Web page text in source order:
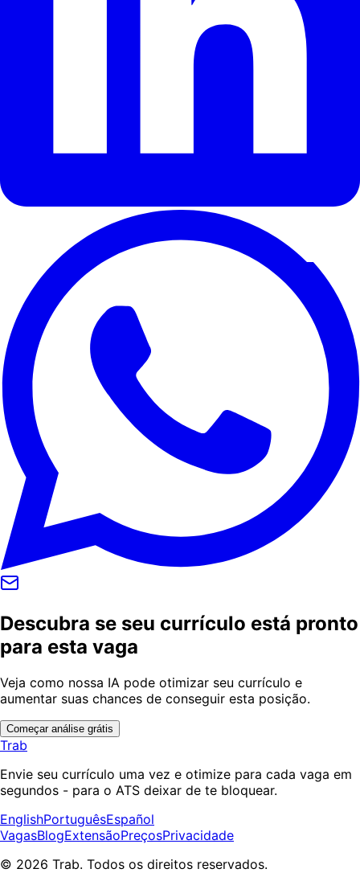
Descubra se seu currículo está pronto
para esta vaga
Veja como nossa IA pode otimizar seu currículo e
aumentar suas chances de conseguir esta posição.
Começar análise grátis
Trab
Envie seu currículo uma vez e otimize para cada vaga em
segundos - para o ATS deixar de te bloquear.
EnglishPortuguêsEspañol
VagasBlogExtensãoPreçosPrivacidade
© 2026 Trab. Todos os direitos reservados.